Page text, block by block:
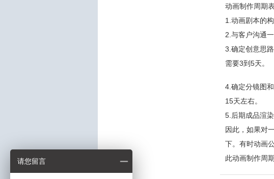
动画制作周期
1.动画剧本的
2.与客户沟通
3.确定创意思
需要3到5天。
4.确定分镜图
15天左右。
5.后期成品渲
因此，如果对
下。有时动画
此动画制作周
请您留言